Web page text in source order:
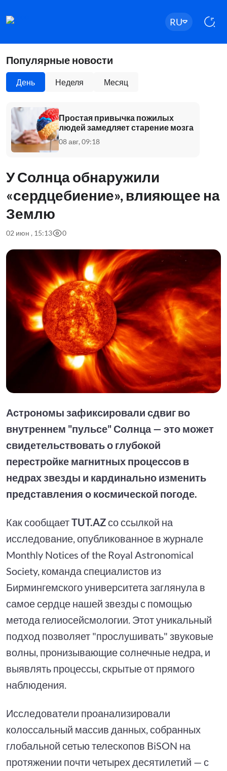
RU
Популярные новости
День Неделя Месяц
Простая привычка пожилых
людей замедляет старение мозга
08 авг, 09:18
У Солнца обнаружили
«сердцебиение», влияющее на
Землю
02 июн , 15:13 0
Астрономы зафиксировали сдвиг во
внутреннем "пульсе" Солнца — это может
свидетельствовать о глубокой
перестройке магнитных процессов в
недрах звезды и кардинально изменить
представления о космической погоде.
Как сообщаетTUT.AZсо ссылкой на
исследование, опубликованное в журнале
Monthly Notices of the Royal Astronomical
Society, команда специалистов из
Бирмингемского университета заглянула в
самое сердце нашей звезды с помощью
метода гелиосейсмологии. Этот уникальный
подход позволяет "прослушивать" звуковые
волны, пронизывающие солнечные недра, и
выявлять процессы, скрытые от прямого
наблюдения.
Исследователи проанализировали
колоссальный массив данных, собранных
глобальной сетью телескопов BiSON на
протяжении почти четырех десятилетий — с